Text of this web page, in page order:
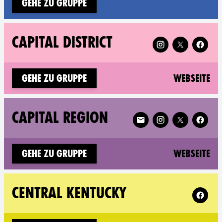
Gehe zu Gruppe
CAPITAL DISTRICT Follow XR Capital
Gehe zu Gruppe Webseite
CAPITAL REGION Follow XR Capital
Gehe zu Gruppe Webseite
CENTRAL KENTUCKY Follow